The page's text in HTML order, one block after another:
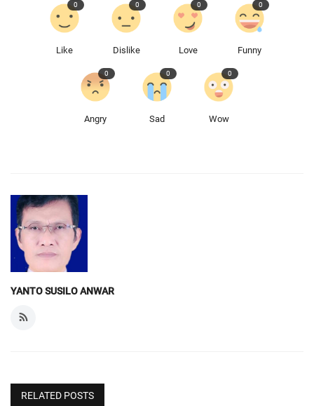
Like
0
Dislike
0
Love
0
Funny
0
Angry
0
Sad
0
Wow
0
YANTO SUSILO ANWAR
RELATED POSTS